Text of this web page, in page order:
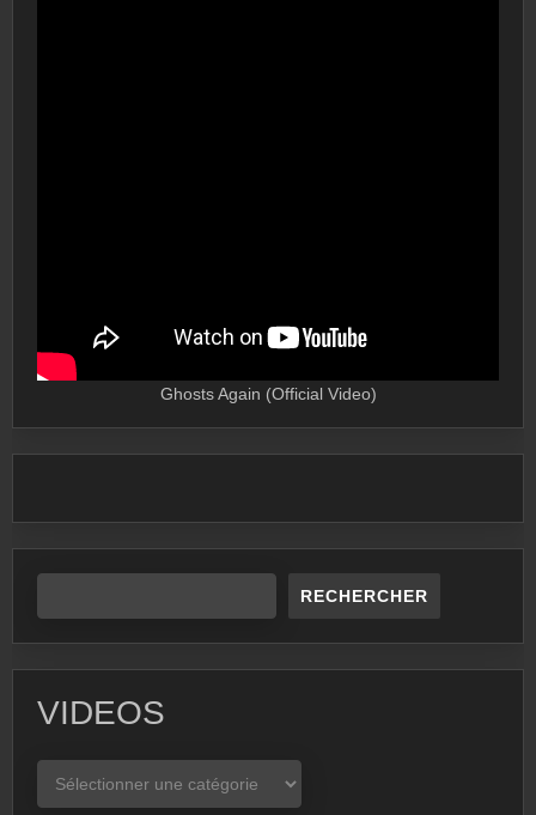
Ghosts Again (Official Video)
RECHERCHER
VIDEOS
VIDEOS